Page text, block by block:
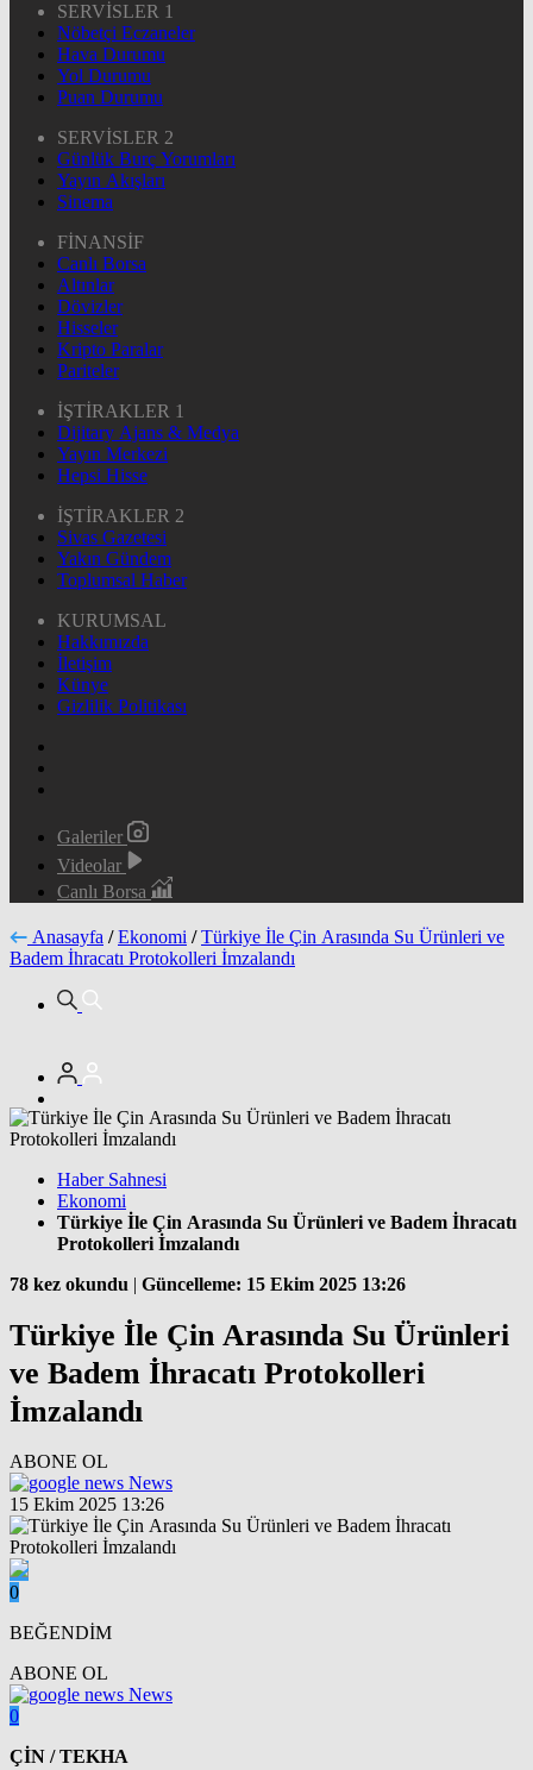
SERVİSLER 1
Nöbetçi Eczaneler
Hava Durumu
Yol Durumu
Puan Durumu
SERVİSLER 2
Günlük Burç Yorumları
Yayın Akışları
Sinema
FİNANSİF
Canlı Borsa
Altınlar
Dövizler
Hisseler
Kripto Paralar
Pariteler
İŞTİRAKLER 1
Dijitary Ajans & Medya
Yayın Merkezi
Hepsi Hisse
İŞTİRAKLER 2
Sivas Gazetesi
Yakın Gündem
Toplumsal Haber
KURUMSAL
Hakkımızda
İletişim
Künye
Gizlilik Politikası
Galeriler
Videolar
Canlı Borsa
Anasayfa / Ekonomi / Türkiye İle Çin Arasında Su Ürünleri ve
Badem İhracatı Protokolleri İmzalandı
Haber Sahnesi
Ekonomi
Türkiye İle Çin Arasında Su Ürünleri ve Badem İhracatı
Protokolleri İmzalandı
78 kez okundu | Güncelleme: 15 Ekim 2025 13:26
Türkiye İle Çin Arasında Su Ürünleri
ve Badem İhracatı Protokolleri
İmzalandı
ABONE OL
News
15 Ekim 2025 13:26
0
BEĞENDİM
ABONE OL
News
0
ÇİN / TEKHA